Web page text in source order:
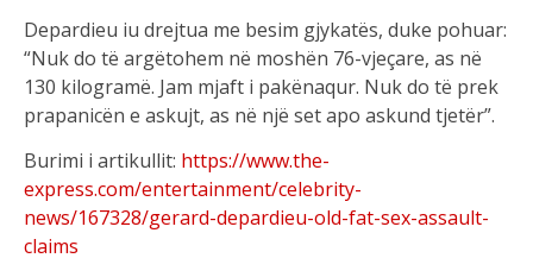
Depardieu iu drejtua me besim gjykatës, duke pohuar:
“Nuk do të argëtohem në moshën 76-vjeçare, as në
130 kilogramë. Jam mjaft i pakënaqur. Nuk do të prek
prapanicën e askujt, as në një set apo askund tjetër”.
Burimi i artikullit: https://www.the-
express.com/entertainment/celebrity-
news/167328/gerard-depardieu-old-fat-sex-assault-
claims